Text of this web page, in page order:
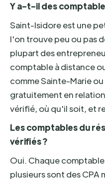
Y a-t-il des
Saint-Isidore est une
l'on trouve peu ou pas
plupart des
comptable à distance
comme Sainte-Marie
gratuitement en
vérifié, où qu'il soit, et
Les comptables du
vérifiés ?
Oui. Chaque
plusieurs sont des CPA